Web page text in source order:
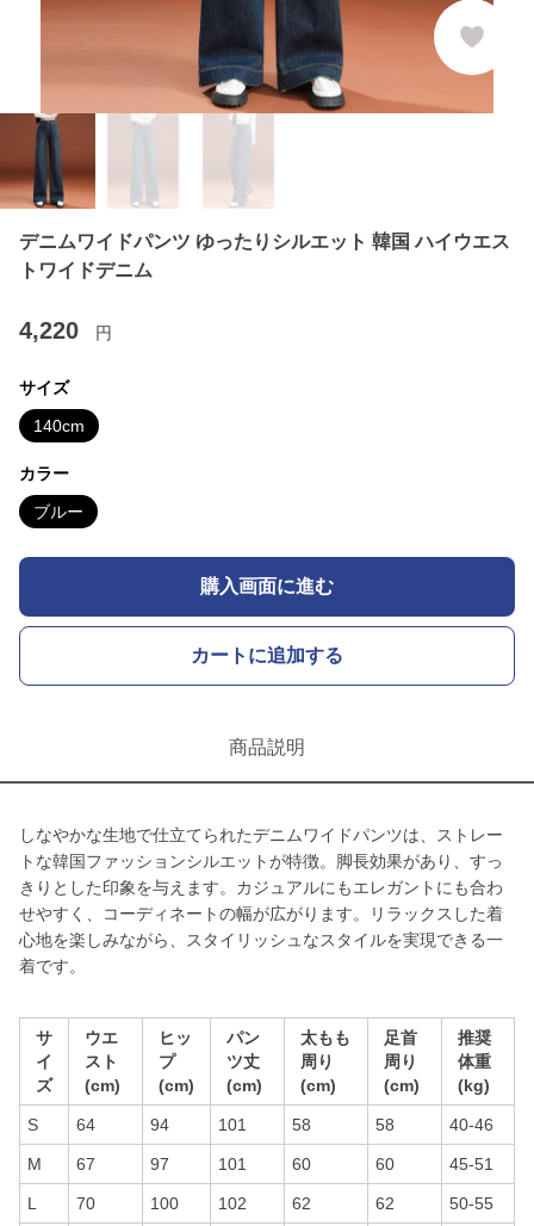
デニムワイドパンツ ゆったりシルエット 韓国 ハイウエス
トワイドデニム
4,220 円
サイズ
140cm
カラー
ブルー
購入画面に進む
カートに追加する
商品説明
しなやかな生地で仕立てられたデニムワイドパンツは、ストレー
トな韓国ファッションシルエットが特徴。脚長効果があり、すっ
きりとした印象を与えます。カジュアルにもエレガントにも合わ
せやすく、コーディネートの幅が広がります。リラックスした着
心地を楽しみながら、スタイリッシュなスタイルを実現できる一
着です。
サ
イ
ズ
ウエ
スト
(cm)
ヒッ
プ
(cm)
パン
ツ丈
(cm)
太もも
周り
(cm)
足首
周り
(cm)
推奨
体重
(kg)
S 64 94 101 58 58 40-46
M 67 97 101 60 60 45-51
L 70 100 102 62 62 50-55